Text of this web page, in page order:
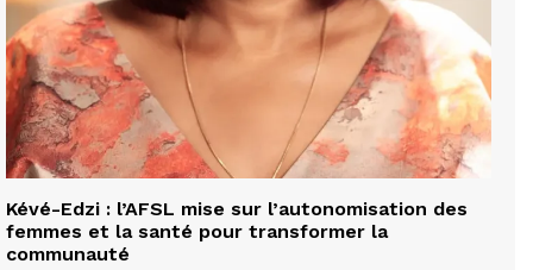
Kévé-Edzi : l’AFSL mise sur l’autonomisation des
femmes et la santé pour transformer la
communauté